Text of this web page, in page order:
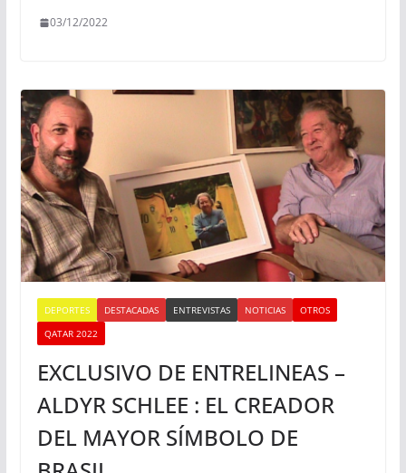
03/12/2022
DEPORTES DESTACADAS ENTREVISTAS NOTICIAS
OTROS
QATAR 2022
EXCLUSIVO DE ENTRELINEAS –
ALDYR SCHLEE : EL CREADOR
DEL MAYOR SÍMBOLO DE